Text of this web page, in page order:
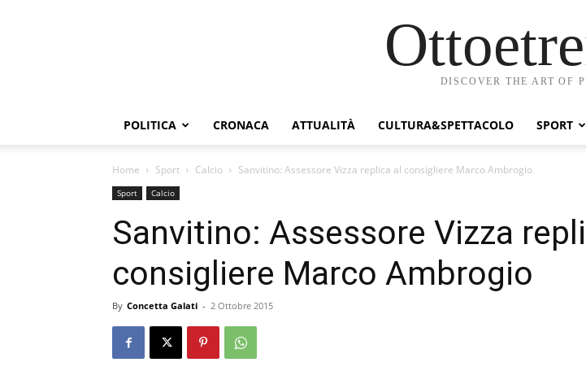
DISCOVER THE ART OF
POLITICA CRONACA ATTUALITÀ CULTURA&SPETTACOLO SPORT
Home Sport Calcio Sanvitino: Assessore Vizza replica al consigliere Marco Ambrogio
Sport Calcio
Sanvitino: Assessore Vizza
consigliere Marco Ambrogio
By Concetta Galati - 2 Ottobre 2015